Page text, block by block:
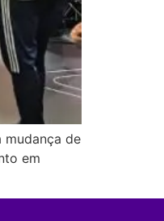
mudança de
em